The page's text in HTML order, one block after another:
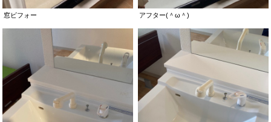
窓ビフォー アフター(＾ω＾)